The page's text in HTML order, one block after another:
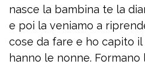
nasce la bambina te la
e poi la veniamo a
cose da fare e ho capito
hanno le nonne.